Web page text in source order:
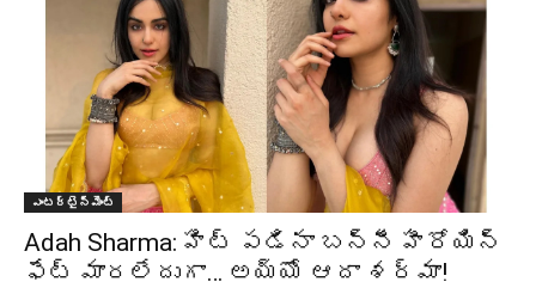
ఎంటర్టైన్మెంట్
Adah Sharma: హిట్ పడినా బన్నీ హీరోయిన్
ఫేట్ మారలేదుగా… అయ్యో ఆదా శర్మా!